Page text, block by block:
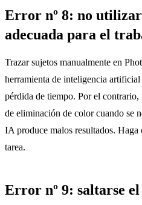
Error nº 8: no
adecuada para el
Trazar sujetos manualmente en
herramienta de inteligencia artificial
pérdida de tiempo. Por el
de eliminación de color cuando se
IA produce malos resultados.
tarea.
Error nº 9: saltarse